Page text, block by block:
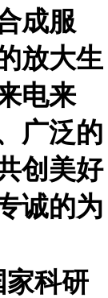
成服
放大生
电来
广泛的
创美好
诚的为
科研